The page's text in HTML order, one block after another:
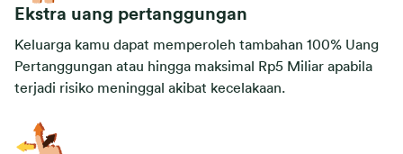
Ekstra uang pertanggungan
Keluarga kamu dapat memperoleh tambahan 100% Uang
Pertanggungan atau hingga maksimal Rp5 Miliar apabila
terjadi risiko meninggal akibat kecelakaan.